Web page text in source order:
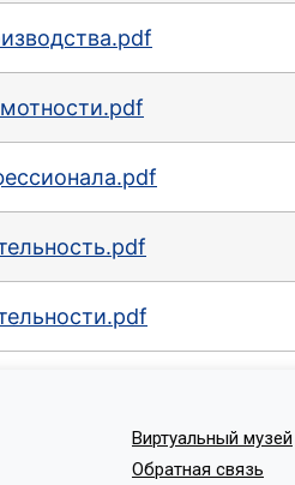
Виртуальный музей
Обратная связь